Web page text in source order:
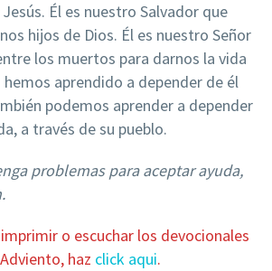
Él es nuestro Salvador que
hijos de Dios. Él es nuestro Señor
los muertos para darnos la vida
hemos aprendido a depender de él
podemos aprender a depender
a través de su pueblo.
problemas para aceptar ayuda,
o escuchar los devocionales
haz click aqui.